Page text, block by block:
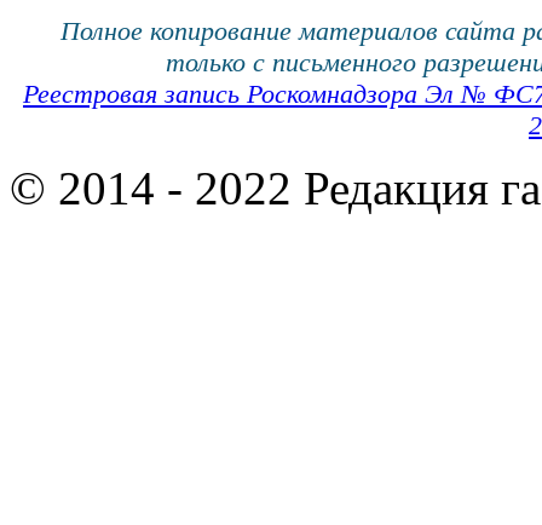
Полное копирование материалов сайта
только с письменного
Реестровая запись Роскомнадзора Эл №
© 2014 - 2022 Редакция